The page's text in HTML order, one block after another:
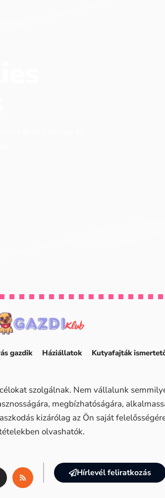
gazdik Háziállatok Kutyafajták
szolgálnak. Nem vállalunk
megbízhatóságára,
kizárólag az Ön saját
olvashatók.
Hírlevél feliratkozás